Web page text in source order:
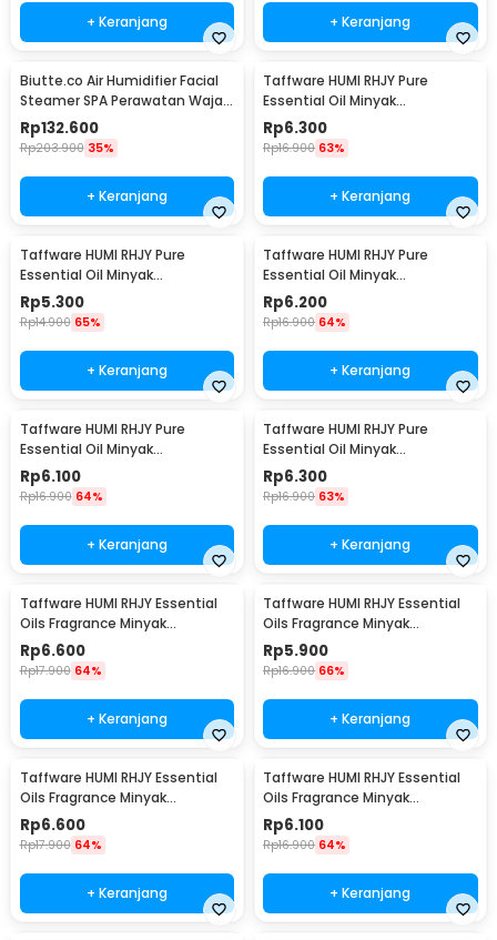
+ Keranjang + Keranjang
Biutte.co Air Humidifier Facial
Steamer SPA Perawatan Wajah
- 618
Rp132.600
Rp203.900 35%
+ Keranjang
Taffware HUMI RHJY Pure
Essential Oil Minyak
Aromatherapy 10ml Jasmine -
RH-15
Rp6.300
Rp16.900 63%
+ Keranjang
Taffware HUMI RHJY Pure
Essential Oil Minyak
Aromatherapy 10ml Lavender -
RH-15
Rp5.300
Rp14.900 65%
+ Keranjang
Taffware HUMI RHJY Pure
Essential Oil Minyak
Aromatherapy 10ml Rose - RH-
15
Rp6.200
Rp16.900 64%
+ Keranjang
Taffware HUMI RHJY Pure
Essential Oil Minyak
Aromatherapy 10ml Lemon -
RH-15
Rp6.100
Rp16.900 64%
+ Keranjang
Taffware HUMI RHJY Pure
Essential Oil Minyak
Aromatherapy 10ml Ocean -
RH-15
Rp6.300
Rp16.900 63%
+ Keranjang
Taffware HUMI RHJY Essential
Oils Fragrance Minyak
Aromatherapy 10ml Jasmine -
RD-20
Rp6.600
Rp17.900 64%
+ Keranjang
Taffware HUMI RHJY Essential
Oils Fragrance Minyak
Aromatherapy 10ml Strawberry
- RD-20
Rp5.900
Rp16.900 66%
+ Keranjang
Taffware HUMI RHJY Essential
Oils Fragrance Minyak
Aromatherapy 10ml Orange -
RD-20
Rp6.600
Rp17.900 64%
+ Keranjang
Taffware HUMI RHJY Essential
Oils Fragrance Minyak
Aromatherapy 10ml Lavender -
RD-20
Rp6.100
Rp16.900 64%
+ Keranjang